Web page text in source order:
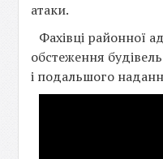
атаки.
Фахівці районної
обстеження
і подальшого